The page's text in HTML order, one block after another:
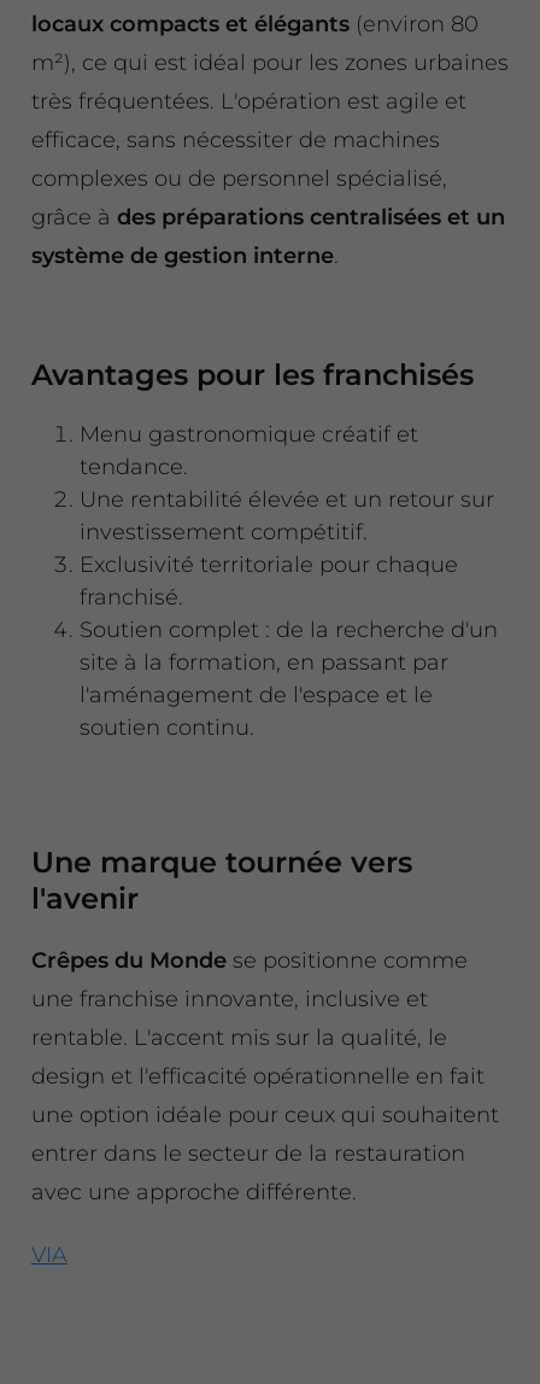
locaux compacts et élégants(environ 80
m²), ce qui est idéal pour les zones urbaines
très fréquentées. L'opération est agile et
efficace, sans nécessiter de machines
complexes ou de personnel spécialisé,
grâce à des préparations centralisées et un
système de gestion interne.
Avantages pour les franchisés
Menu gastronomique créatif et
tendance.
Une rentabilité élevée et un retour sur
investissement compétitif.
Exclusivité territoriale pour chaque
franchisé.
Soutien complet : de la recherche d'un
site à la formation, en passant par
l'aménagement de l'espace et le
soutien continu.
Une marque tournée vers
l'avenir
Crêpes du Mondese positionne comme
une franchise innovante, inclusive et
rentable. L'accent mis sur la qualité, le
design et l'efficacité opérationnelle en fait
une option idéale pour ceux qui souhaitent
entrer dans le secteur de la restauration
avec une approche différente.
VIA